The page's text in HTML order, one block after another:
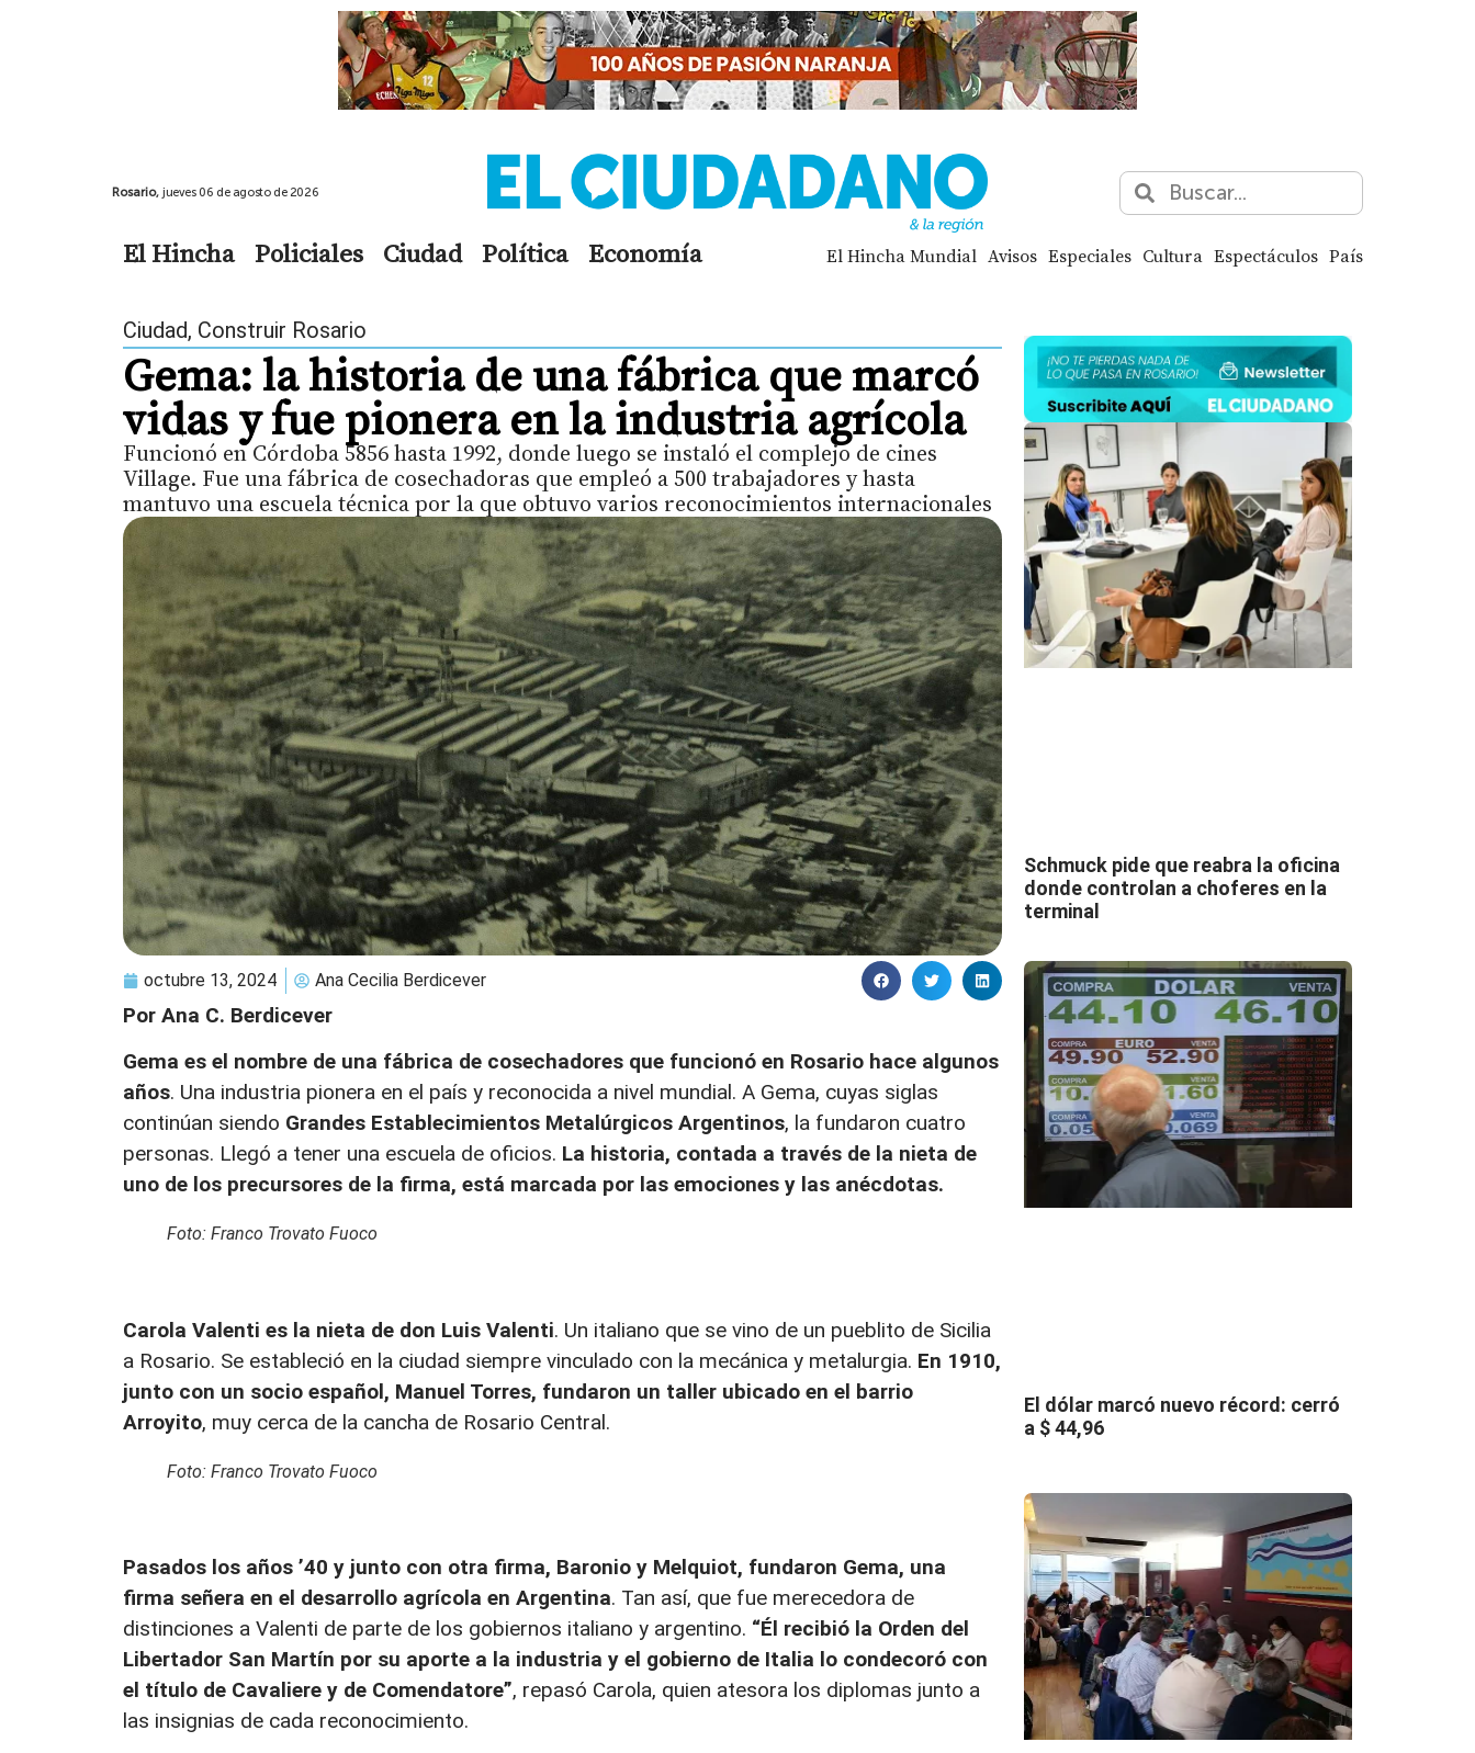
Rosario, jueves 06 de agosto de 2026
El Hincha Policiales Ciudad Política Economía El Hincha Mundial Avisos Especiales Cultura Espectáculos País
Ciudad, Construir Rosario
Gema: la historia de una fábrica que marcó
vidas y fue pionera en la industria agrícola
Funcionó en Córdoba 5856 hasta 1992, donde luego se instaló el complejo de cines
Village. Fue una fábrica de cosechadoras que empleó a 500 trabajadores y hasta
mantuvo una escuela técnica por la que obtuvo varios reconocimientos internacionales
octubre 13, 2024 Ana Cecilia Berdicever
Por Ana C. Berdicever
Gema es el nombre de una fábrica de cosechadores que funcionó en Rosario hace algunos
años. Una industria pionera en el país y reconocida a nivel mundial. A Gema, cuyas siglas
continúan siendo Grandes Establecimientos Metalúrgicos Argentinos, la fundaron cuatro
personas. Llegó a tener una escuela de oficios. La historia, contada a través de la nieta de
uno de los precursores de la firma, está marcada por las emociones y las anécdotas.
Foto: Franco Trovato Fuoco
Carola Valenti es la nieta de don Luis Valenti. Un italiano que se vino de un pueblito de Sicilia
a Rosario. Se estableció en la ciudad siempre vinculado con la mecánica y metalurgia. En 1910,
junto con un socio español, Manuel Torres, fundaron un taller ubicado en el barrio
Arroyito, muy cerca de la cancha de Rosario Central.
Foto: Franco Trovato Fuoco
Pasados los años ’40 y junto con otra firma, Baronio y Melquiot, fundaron Gema, una
firma señera en el desarrollo agrícola en Argentina. Tan así, que fue merecedora de
distinciones a Valenti de parte de los gobiernos italiano y argentino. “Él recibió la Orden del
Libertador San Martín por su aporte a la industria y el gobierno de Italia lo condecoró con
el título de Cavaliere y de Comendatore”, repasó Carola, quien atesora los diplomas junto a
las insignias de cada reconocimiento.
Schmuck pide que reabra la oficina
donde controlan a choferes en la
terminal
El dólar marcó nuevo récord: cerró
a $ 44,96